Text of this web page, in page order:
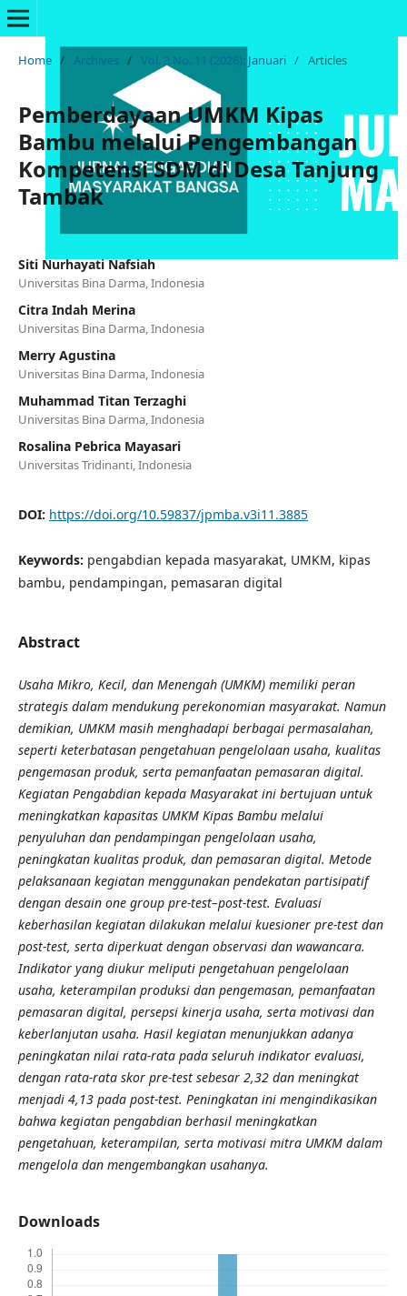
Home / Archives / Vol. 3 No. 11 (2026): Januari / Articles
Pemberdayaan UMKM Kipas
Bambu melalui Pengembangan
Kompetensi SDM di Desa Tanjung
Tambak
Siti Nurhayati Nafsiah
Universitas Bina Darma, Indonesia
Citra Indah Merina
Universitas Bina Darma, Indonesia
Merry Agustina
Universitas Bina Darma, Indonesia
Muhammad Titan Terzaghi
Universitas Bina Darma, Indonesia
Rosalina Pebrica Mayasari
Universitas Tridinanti, Indonesia
DOI: https://doi.org/10.59837/jpmba.v3i11.3885
Keywords: pengabdian kepada masyarakat, UMKM, kipas
bambu, pendampingan, pemasaran digital
Abstract
Usaha Mikro, Kecil, dan Menengah (UMKM) memiliki peran
strategis dalam mendukung perekonomian masyarakat. Namun
demikian, UMKM masih menghadapi berbagai permasalahan,
seperti keterbatasan pengetahuan pengelolaan usaha, kualitas
pengemasan produk, serta pemanfaatan pemasaran digital.
Kegiatan Pengabdian kepada Masyarakat ini bertujuan untuk
meningkatkan kapasitas UMKM Kipas Bambu melalui
penyuluhan dan pendampingan pengelolaan usaha,
peningkatan kualitas produk, dan pemasaran digital. Metode
pelaksanaan kegiatan menggunakan pendekatan partisipatif
dengan desain one group pre-test–post-test. Evaluasi
keberhasilan kegiatan dilakukan melalui kuesioner pre-test dan
post-test, serta diperkuat dengan observasi dan wawancara.
Indikator yang diukur meliputi pengetahuan pengelolaan
usaha, keterampilan produksi dan pengemasan, pemanfaatan
pemasaran digital, persepsi kinerja usaha, serta motivasi dan
keberlanjutan usaha. Hasil kegiatan menunjukkan adanya
peningkatan nilai rata-rata pada seluruh indikator evaluasi,
dengan rata-rata skor pre-test sebesar 2,32 dan meningkat
menjadi 4,13 pada post-test. Peningkatan ini mengindikasikan
bahwa kegiatan pengabdian berhasil meningkatkan
pengetahuan, keterampilan, serta motivasi mitra UMKM dalam
mengelola dan mengembangkan usahanya.
Downloads